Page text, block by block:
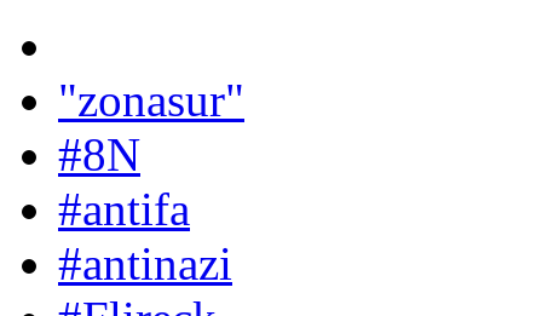
"zonasur"
#8N
#antifa
#antinazi